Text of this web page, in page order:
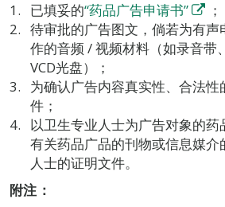
已填妥的“药品广告申请书”
；
待审批的广告图文，倘若为有声
作的音频 / 视频材料（如录音带
VCD光盘）；
为确认广告内容真实性、合法性
件；
以卫生专业人士为广告对象的
有关药品广品的刊物或信息媒介
人士的证明文件。
附注：